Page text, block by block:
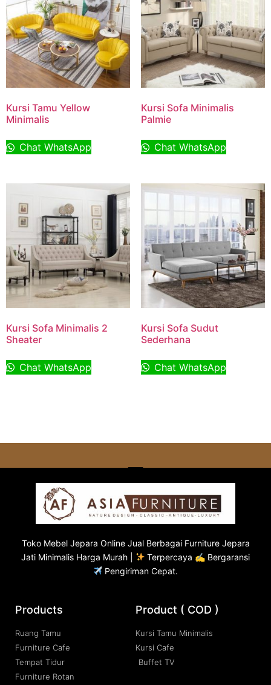
Kursi Tamu Yellow
Minimalis
Chat WhatsApp
Kursi Sofa Minimalis
Palmie
Chat WhatsApp
Kursi Sofa Minimalis 2
Sheater
Chat WhatsApp
Kursi Sofa Sudut
Sederhana
Chat WhatsApp
Toko Mebel Jepara Online Jual Berbagai Furniture Jepara
Jati Minimalis Harga Murah |
Terpercaya ✍ Bergaransi
Pengiriman Cepat.
Products
Ruang Tamu
Furniture Cafe
Tempat Tidur
Furniture Rotan
Product ( COD )
Kursi Tamu Minimalis
Kursi Cafe
Buffet TV